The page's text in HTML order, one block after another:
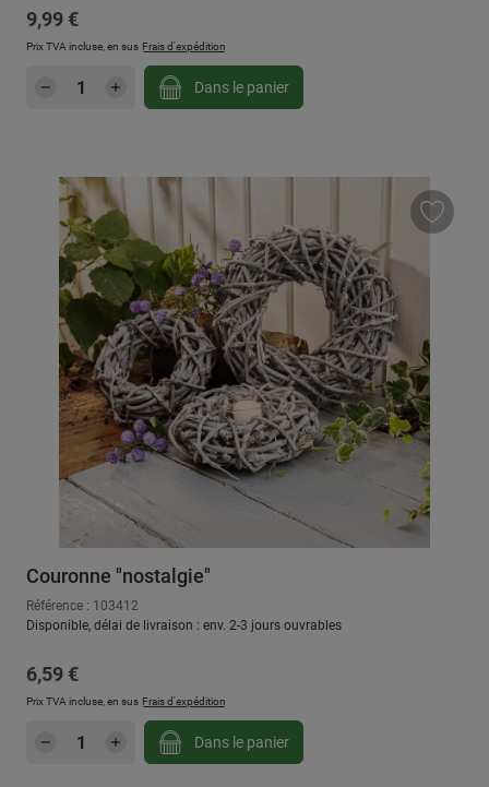
Prix régulier :
9,99 €
Prix TVA incluse, en sus Frais d'expédition
Quantité de produit : Entrez la quantité
Dans le panier
Couronne "nostalgie"
Référence : 103412
Disponible, délai de livraison : env. 2-3 jours ouvrables
Prix régulier :
6,59 €
Prix TVA incluse, en sus Frais d'expédition
Quantité de produit : Entrez la quantité
Dans le panier